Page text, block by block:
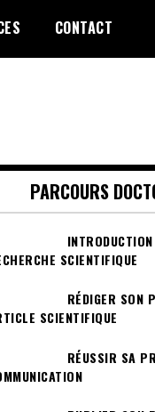
CONTACT
PARCOURS
SCIENTIFIQUE
RÉDIGER SON
SCIENTIFIQUE
RÉUSSIR SA